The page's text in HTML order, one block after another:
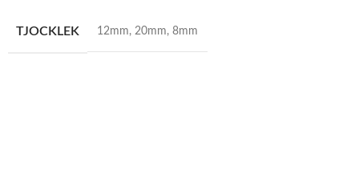
TJOCKLEK 12mm, 20mm, 8mm